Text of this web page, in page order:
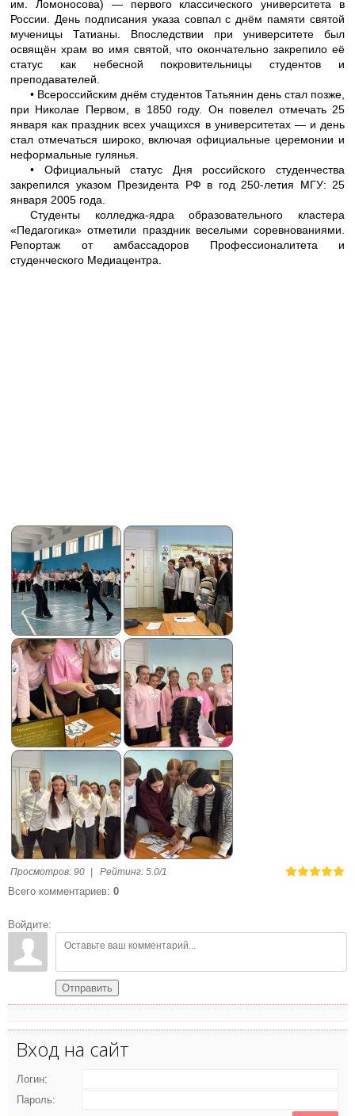
им. Ломоносова) — первого классического университета в
России. День подписания указа совпал с днём памяти святой
мученицы Татианы. Впоследствии при университете был
освящён храм во имя святой, что окончательно закрепило её
статус как небесной покровительницы студентов и
преподавателей.
• Всероссийским днём студентов Татьянин день стал позже,
при Николае Первом, в 1850 году. Он повелел отмечать 25
января как праздник всех учащихся в университетах — и день
стал отмечаться широко, включая официальные церемонии и
неформальные гулянья.
• Официальный статус Дня российского студенчества
закрепился указом Президента РФ в год 250-летия МГУ: 25
января 2005 года.
Студенты колледжа-ядра образовательного кластера
«Педагогика» отметили праздник веселыми соревнованиями.
Репортаж от амбассадоров Профессионалитета и
студенческого Медиацентра.
Просмотров: 90 Рейтинг: 5.0/1
Всего комментариев: 0
Войдите:
Отправить
Вход на сайт
Логин:
Пароль: